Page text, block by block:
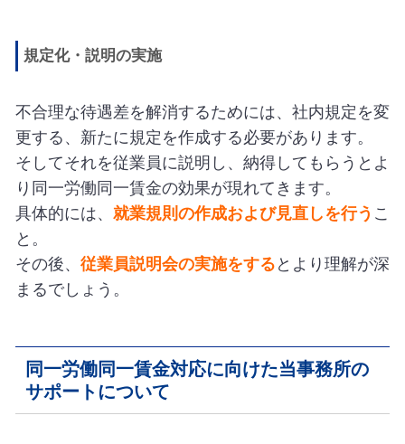
規定化・説明の実施
不合理な待遇差を解消するためには、社内規定を変
更する、新たに規定を作成する必要があります。
そしてそれを従業員に説明し、納得してもらうとよ
り同一労働同一賃金の効果が現れてきます。
具体的には、 就業規則の作成および見直しを行う こ
と。
その後、 従業員説明会の実施をする とより理解が深
まるでしょう。
同一労働同一賃金対応に向けた当事務所の
サポートについて